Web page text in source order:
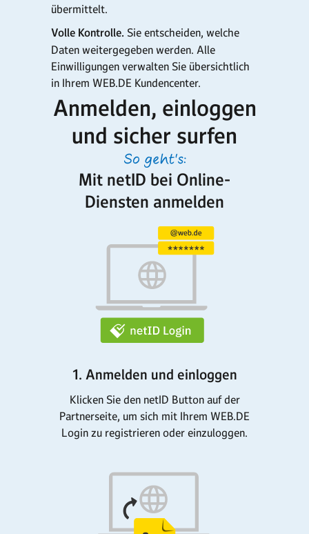
übermittelt.
Volle Kontrolle. Sie entscheiden, welche
Daten weitergegeben werden. Alle
Einwilligungen verwalten Sie übersichtlich
in Ihrem WEB.DE Kundencenter.
Anmelden, einloggen
und sicher surfen
So geht's:
Mit netID bei Online-
Diensten anmelden
1. Anmelden und einloggen
Klicken Sie den netID Button auf der
Partnerseite, um sich mit Ihrem WEB.DE
Login zu registrieren oder einzuloggen.